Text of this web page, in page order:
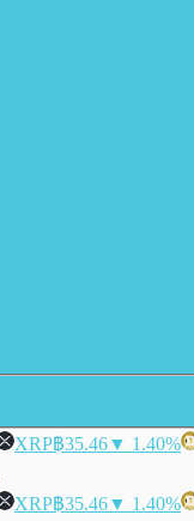
XRP฿35.46▼ 1.40%
XRP฿35.46▼ 1.40%